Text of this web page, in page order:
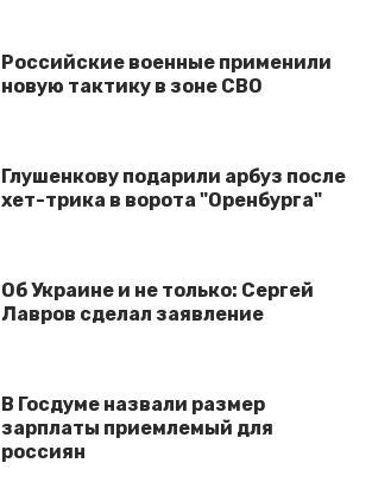
Российские военные применили
новую тактику в зоне СВО
Глушенкову подарили арбуз после
хет-трика в ворота "Оренбурга"
Об Украине и не только: Сергей
Лавров сделал заявление
В Госдуме назвали размер
зарплаты приемлемый для
россиян